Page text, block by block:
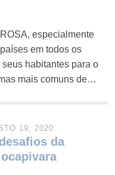
especialmente
em todos os
habitantes para o
mais comuns de…
19, 2020
da